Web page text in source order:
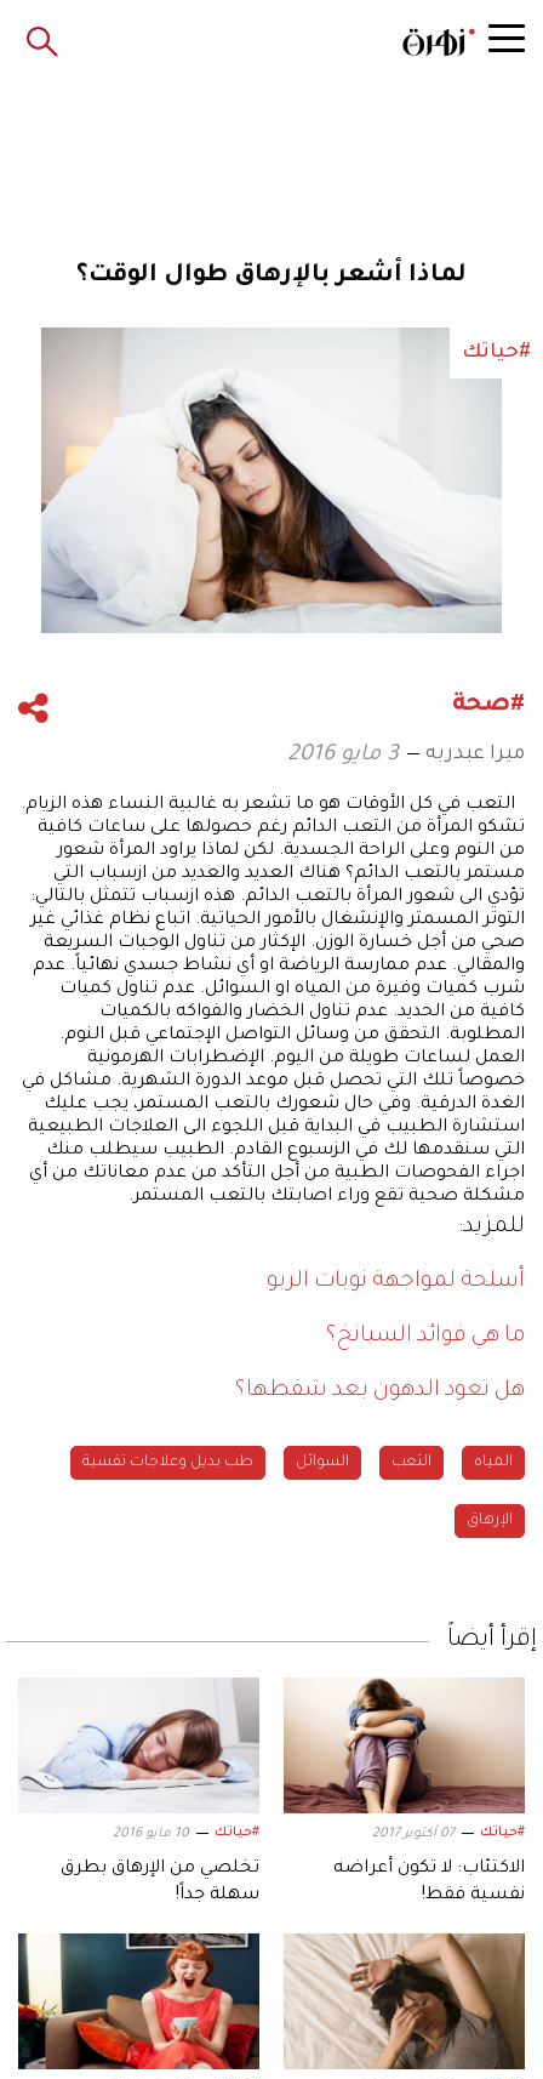
لماذا أشعر بالإرهاق طوال الوقت؟
#حياتك
#صحة
ميرا عبدربه 3 مايو 2016
التعب في كل الأوقات هو ما تشعر به غالبية النساء هذه الزيام.
تشكو المرأة من التعب الدائم رغم حصولها على ساعات كافية
من النوم وعلى الراحة الجسدية. لكن لماذا يراود المرأة شعور
مستمر بالتعب الدائم؟ هناك العديد والعديد من ازسباب التي
تؤدي الى شعور المرأة بالتعب الدائم. هذه ازسباب تتمثل بالتالي:
التوتر المسمتر والإنشغال بالأمور الحياتية. اتباع نظام غذائي غير
صحي من أجل خسارة الوزن. الإكثار من تناول الوجبات السريعة
والمقالي. عدم ممارسة الرياضة او أي نشاط جسدي نهائياً. عدم
شرب كميات وفيرة من المياه او السوائل. عدم تناول كميات
كافية من الحديد. عدم تناول الخضار والفواكه بالكميات
المطلوبة. التحقق من وسائل التواصل الإجتماعي قبل النوم.
العمل لساعات طويلة من اليوم. الإضطرابات الهرمونية
خصوصاً تلك التي تحصل قبل موعد الدورة الشهرية. مشاكل في
الغدة الدرقية. وفي حال شعورك بالتعب المستمر، يجب عليك
استشارة الطبيب في البداية قبل اللجوء الى العلاجات الطبيعية
التي سنقدمها لك في الزسبوع القادم. الطبيب سيطلب منك
اجراء الفحوصات الطبية من أجل التأكد من عدم معاناتك من أي
مشكلة صحية تقع وراء اصابتك بالتعب المستمر.
للمزيد:
أسلحة لمواجهة نوبات الربو
ما هي فوائد السبانخ؟
هل تعود الدهون بعد شفطها؟
المياه التعب السوائل طب بديل وعلاجات نفسية
الإرهاق
إقرأ أيضاً
#حياتك 07 أكتوبر 2017
الاكتئاب: لا تكون أعراضه
نفسية فقط!
#حياتك 10 مايو 2016
تخلصي من الإرهاق بطرق
سهلة جداً!